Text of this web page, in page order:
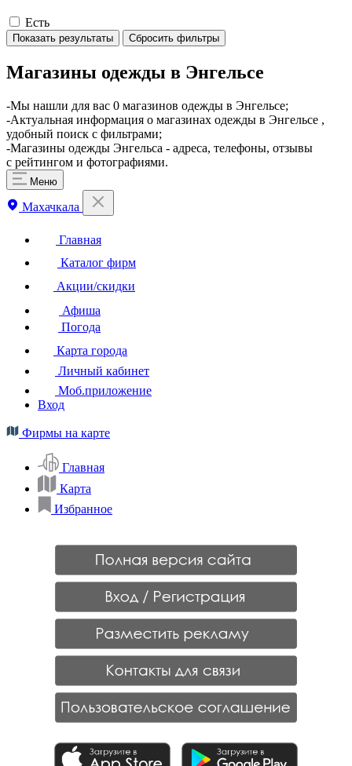
Есть
Показать результаты Сбросить фильтры
Магазины одежды в Энгельсе
-Мы нашли для вас 0 магазинов одежды в Энгельсе;
-Актуальная информация о магазинах одежды в Энгельсе ,
удобный поиск с фильтрами;
-Магазины одежды Энгельса - адреса, телефоны, отзывы
с рейтингом и фотографиями.
Меню
Махачкала
Главная
Каталог фирм
Акции/скидки
Афиша
Погода
Карта города
Личный кабинет
Моб.приложение
Вход
Фирмы на карте
Главная
Карта
Избранное